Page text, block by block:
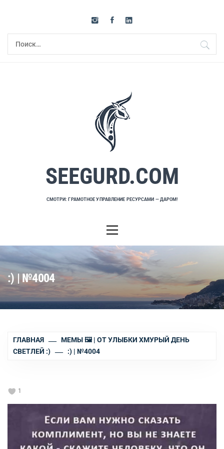
содержимому
Найти:
SEEGURD.COM
СМОТРИ: ГРАМОТНОЕ УПРАВЛЕНИЕ РЕСУРСАМИ — ДАРОМ!
меню
:) | №4004
ГЛАВНАЯ
МЕМЫ 🖼 | ОТ УЛЫБКИ ХМУРЫЙ ДЕНЬ
СВЕТЛЕЙ :)
:) | №4004
1